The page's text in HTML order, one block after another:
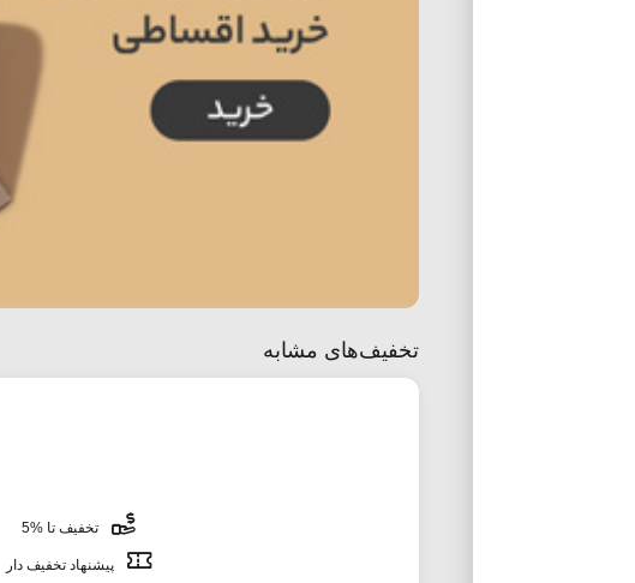
تخفیف‌های مشابه
تخفیف تا %5
پیشنهاد تخفیف دار